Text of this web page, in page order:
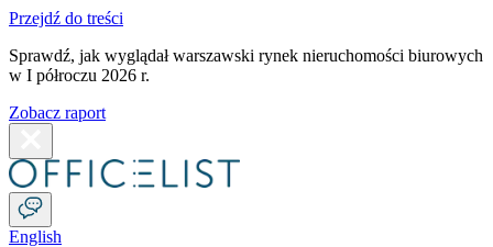
Przejdź do treści
Sprawdź, jak wyglądał warszawski rynek nieruchomości biurowych
w I półroczu 2026 r.
Zobacz raport
English